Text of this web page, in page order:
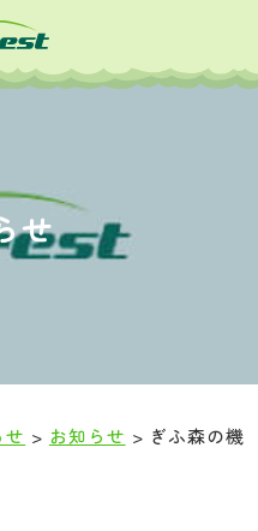
せ
せ > お知らせ > ぎふ森の機